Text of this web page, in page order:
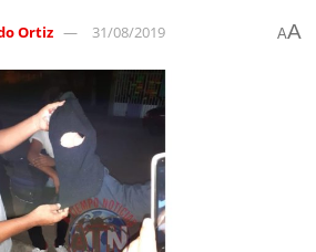
Ortiz 31/08/2019 AA